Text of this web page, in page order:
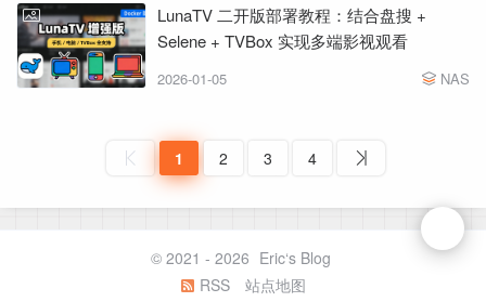
LunaTV 二开版部署教程：结合盘搜 +
Selene + TVBox 实现多端影视观看
2026-01-05 NAS
1 2 3 4
© 2021 - 2026 Eric‘s Blog
RSS
站点地图